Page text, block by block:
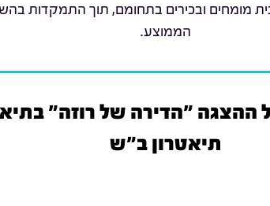
מומחים ובכירים בתחומם, תוך התמקדות
הממוצע.
ההצגה "הדירה של רוזה"
תיאטרון ב"ש